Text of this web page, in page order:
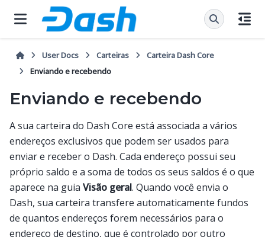
User Docs Carteiras
Carteira Dash Core
Enviando e recebendo
Enviando e recebendo
A sua carteira do Dash Core está associada a vários
endereços exclusivos que podem ser usados para
enviar e receber o Dash. Cada endereço possui seu
próprio saldo e a soma de todos os seus saldos é o que
aparece na guia Visão geral. Quando você envia o
Dash, sua carteira transfere automaticamente fundos
de quantos endereços forem necessários para o
endereço de destino, que é controlado por outro